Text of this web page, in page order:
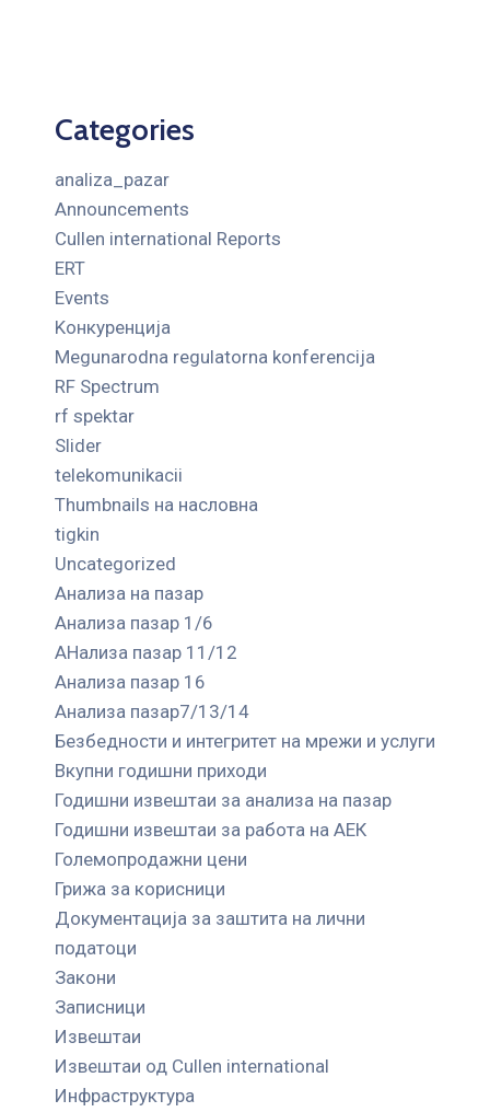
Categories
analiza_pazar
Announcements
Cullen international Reports
ERT
Events
Kонкуренција
Megunarodna regulatorna konferencija
RF Spectrum
rf spektar
Slider
telekomunikacii
Thumbnails на насловна
tigkin
Uncategorized
Анализа на пазар
Анализа пазар 1/6
АНализа пазар 11/12
Анализа пазар 16
Анализа пазар7/13/14
Безбедности и интегритет на мрежи и услуги
Вкупни годишни приходи
Годишни извештаи за анализа на пазар
Годишни извештаи за работа на АЕК
Големопродажни цени
Грижа за корисници
Документација за заштита на лични
податоци
Закони
Записници
Извештаи
Извештаи од Cullen international
Инфраструктура